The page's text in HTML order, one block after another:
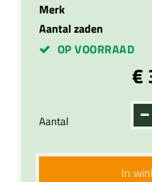
Merk
Aantal zaden
OP VOORRAAD
€
Aantal
In